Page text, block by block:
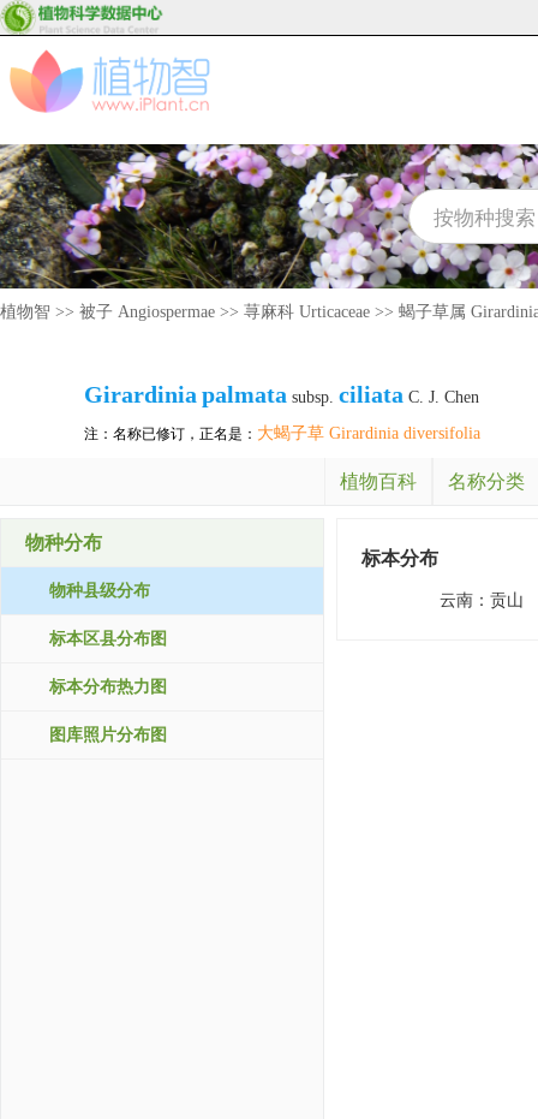
植物智 >> 被子 Angiospermae >> 荨麻科 Urticaceae >> 蝎子草属
Girardinia palmata subsp. ciliata C. J. Chen
注：名称已修订，正名是： 大蝎子草 Girardinia diversifolia
植物百科 名称分类
物种分布
物种县级分布
标本区县分布图
标本分布热力图
图库照片分布图
标本分布
云南： 贡山